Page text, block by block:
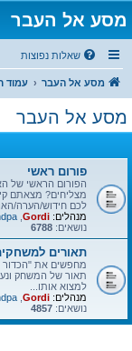
מסע אל העבר
שאלות נפוצות
מסע אל העבר עמוד
מסע אל העבר
פורום ראשי
הפורום הראשי של
מצליחים? מצאתם
לכם חידוש/הערה/
מנהלים: Gordi
נושאים: 6788
תאורים
מחפשים את "הכדור
תאור של המשחק
למצוא אותו...
מנהלים: Gordi
נושאים: 4857